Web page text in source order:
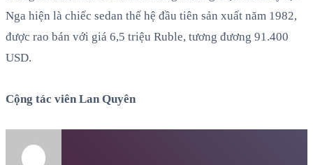
Nga hiện là chiếc sedan thế hệ đầu tiên sản xuất năm 1982,
được rao bán với giá 6,5 triệu Ruble, tương đương 91.400
USD.
Cộng tác viên Lan Quyên